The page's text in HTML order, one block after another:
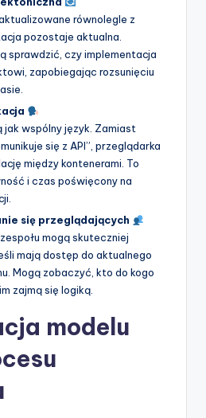
równolegle z
pozostaje aktualna.
sprawdzić, czy implementacja
zapobiegając rozsunięciu
jak wspólny język. Zamiast
się z API”, przeglądarka
między kontenerami. To
i czas poświęcony na
się przeglądających
mogą skuteczniej
mają dostęp do aktualnego
Mogą zobaczyć, kto do kogo
zajmą się logiką.
modelu